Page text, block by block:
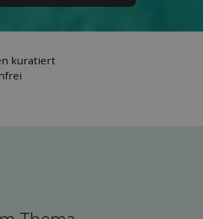
kuratiert